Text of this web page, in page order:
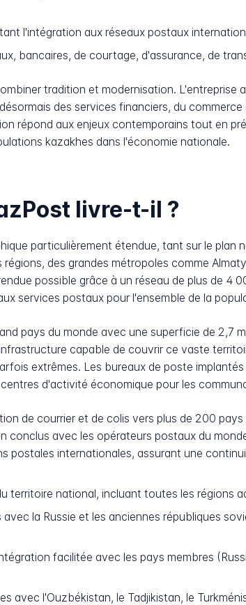
l'intégration aux réseaux postaux
bancaires, de courtage, d'assurance, de
tradition et modernisation. L'entreprise
des services financiers, du
répond aux enjeux contemporains tout en
kazakhes dans l'économie nationale.
livre-t-il ?
particulièrement étendue, tant sur le plan
des grandes métropoles comme
possible grâce à un réseau de plus de 4
services postaux pour l'ensemble de la
pays du monde avec une superficie de 2,7
capable de couvrir ce vaste
extrêmes. Les bureaux de poste
d'activité économique pour les
de courrier et de colis vers plus de 200
conclus avec les opérateurs postaux du
postales internationales, assurant une
territoire national, incluant toutes les régions
avec la Russie et les anciennes républiques
facilitée avec les pays membres
avec l'Ouzbékistan, le Tadjikistan, le